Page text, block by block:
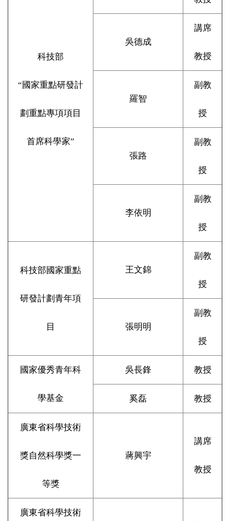
科技部
“國家重點研發計
劃重點專項項目
首席科學家”
吳德成
講席
教授
羅智
副教
授
張路
副教
授
李依明
副教
授
科技部國家重點
研發計劃青年項
目
王文錦
副教
授
張明明
副教
授
國家優秀青年科
學基金
吳長鋒 教授
奚磊 教授
廣東省科學技術
獎自然科學獎一
等獎
蔣興宇
講席
教授
廣東省科學技術